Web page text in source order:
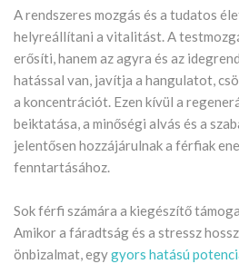
A rendszeres mozgás és a tudatos
helyreállítani a vitalitást. A
erősíti, hanem az agyra és az
hatással van, javítja a hangulatot,
a koncentrációt. Ezen kívül a
beiktatása, a minőségi alvás és a
jelentősen hozzájárulnak a férfiak
fenntartásához.
Sok férfi számára a kiegészítő
Amikor a fáradtság és a stressz
önbizalmat, egygyors hatású